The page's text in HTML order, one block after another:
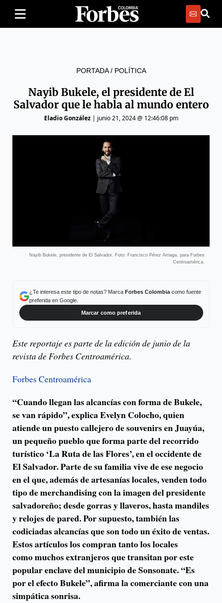
PORTADA/ POLÍTICA
Nayib Bukele, el presidente de El
Salvador que le habla al mundo entero
Eladio González| junio 21, 2024 @ 12:46:08 pm
Nayib Bukele, presidente de El Salvador. Foto: Francisco Pérez Arriaga, para Forbes
Centroamérica.
¿Te interesa este tipo de notas? Marca Forbes Colombiacomo fuente
preferida en Google.
Marcar como preferida
Este reportaje es parte de la edición de junio de la
revista de Forbes Centroamérica.
Forbes Centroamérica
“Cuando llegan las alcancías con forma de Bukele,
se van rápido”, explica Evelyn Colocho, quien
atiende un puesto callejero de souvenirs en Juayúa,
un pequeño pueblo que forma parte del recorrido
turístico ‘La Ruta de las Flores’, en el occidente de
El Salvador. Parte de su familia vive de ese negocio
en el que, además de artesanías locales, venden todo
tipo de merchandising con la imagen del presidente
salvadoreño; desde gorras y llaveros, hasta mandiles
y relojes de pared. Por supuesto, también las
codiciadas alcancías que son todo un éxito de ventas.
Estos artículos los compran tanto los locales
como muchos extranjeros que transitan por este
popular enclave del municipio de Sonsonate. “Es
por el efecto Bukele”, afirma la comerciante con una
simpática sonrisa.